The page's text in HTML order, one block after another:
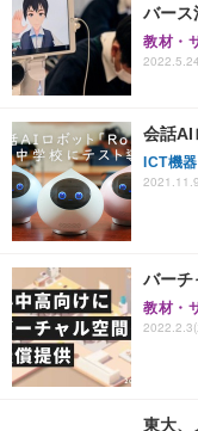
バース
教材・
会話AI
ICT機器
バーチ
教材・
東大